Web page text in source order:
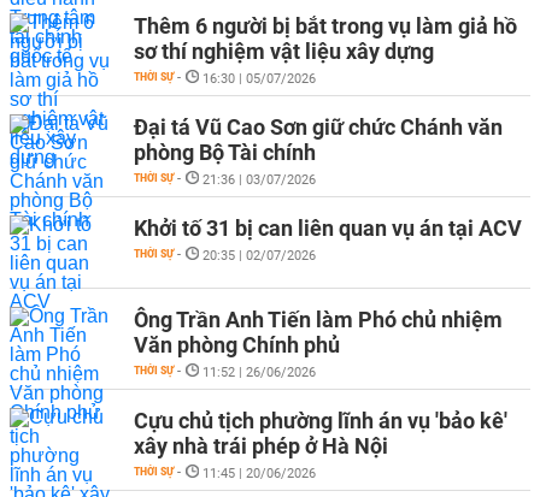
Thêm 6 người bị bắt trong vụ làm giả hồ
sơ thí nghiệm vật liệu xây dựng
THỜI SỰ - 16:30 | 05/07/2026
Đại tá Vũ Cao Sơn giữ chức Chánh văn
phòng Bộ Tài chính
THỜI SỰ - 21:36 | 03/07/2026
Khởi tố 31 bị can liên quan vụ án tại ACV
THỜI SỰ - 20:35 | 02/07/2026
Ông Trần Anh Tiến làm Phó chủ nhiệm
Văn phòng Chính phủ
THỜI SỰ - 11:52 | 26/06/2026
Cựu chủ tịch phường lĩnh án vụ 'bảo kê'
xây nhà trái phép ở Hà Nội
THỜI SỰ - 11:45 | 20/06/2026